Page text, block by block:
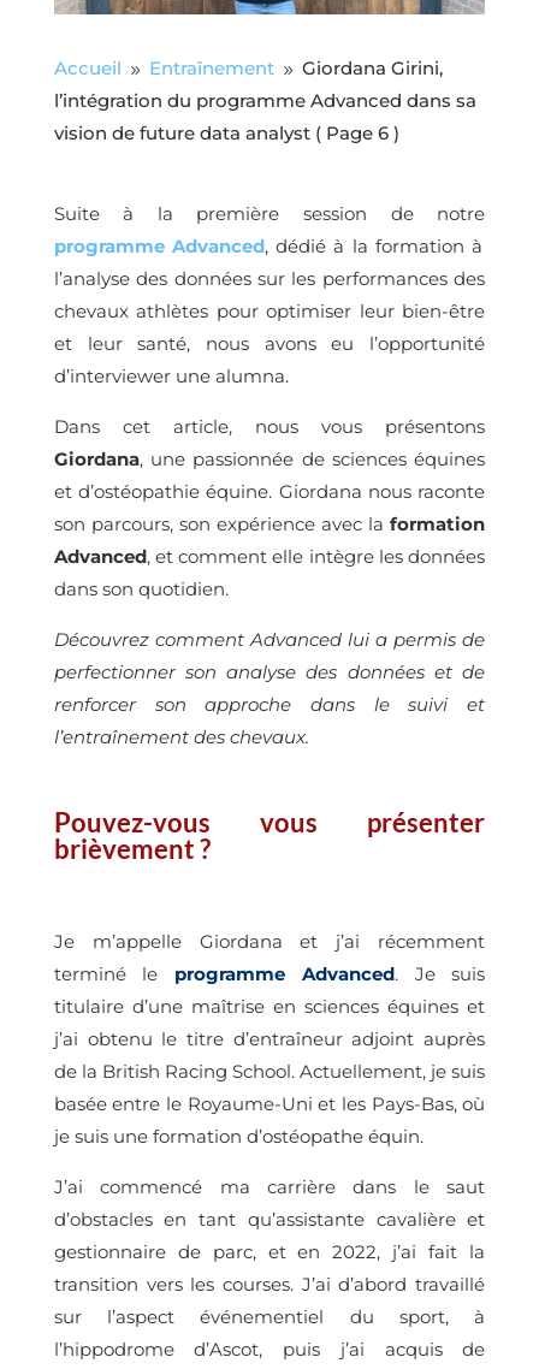
Accueil 9 Entraînement 9 Giordana Girini,
l’intégration du programme Advanced dans sa
vision de future data analyst( Page 6 )
Suite à la première session de notre
programme Advanced, dédié à la formation à
l’analyse des données sur les performances des
chevaux athlètes pour optimiser leur bien-être
et leur santé, nous avons eu l’opportunité
d’interviewer une alumna.
Dans cet article, nous vous présentons
Giordana, une passionnée de sciences équines
et d’ostéopathie équine. Giordana nous raconte
son parcours, son expérience avec laformation
Advanced, et comment elle intègre les données
dans son quotidien.
Découvrez comment Advanced lui a permis de
perfectionner son analyse des données et de
renforcer son approche dans le suivi et
l’entraînement des chevaux.
Pouvez-vous vous présenter
brièvement ?
Je m’appelle Giordana et j’ai récemment
terminé le programme Advanced. Je suis
titulaire d’une maîtrise en sciences équines et
j’ai obtenu le titre d’entraîneur adjoint auprès
de la British Racing School. Actuellement, je suis
basée entre le Royaume-Uni et les Pays-Bas, où
je suis une formation d’ostéopathe équin.
J’ai commencé ma carrière dans le saut
d’obstacles en tant qu’assistante cavalière et
gestionnaire de parc, et en 2022, j’ai fait la
transition vers les courses. J’ai d’abord travaillé
sur l’aspect événementiel du sport, à
l’hippodrome d’Ascot, puis j’ai acquis de